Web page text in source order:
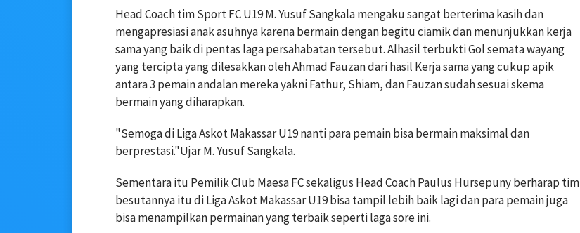
Head Coach tim Sport FC U19 M. Yusuf Sangkala mengaku sangat berterima kasih dan
mengapresiasi anak asuhnya karena bermain dengan begitu ciamik dan menunjukkan kerja
sama yang baik di pentas laga persahabatan tersebut. Alhasil terbukti Gol semata wayang
yang tercipta yang dilesakkan oleh Ahmad Fauzan dari hasil Kerja sama yang cukup apik
antara 3 pemain andalan mereka yakni Fathur, Shiam, dan Fauzan sudah sesuai skema
bermain yang diharapkan.
"Semoga di Liga Askot Makassar U19 nanti para pemain bisa bermain maksimal dan
berprestasi."Ujar M. Yusuf Sangkala.
Sementara itu Pemilik Club Maesa FC sekaligus Head Coach Paulus Hursepuny berharap tim
besutannya itu di Liga Askot Makassar U19 bisa tampil lebih baik lagi dan para pemain juga
bisa menampilkan permainan yang terbaik seperti laga sore ini.